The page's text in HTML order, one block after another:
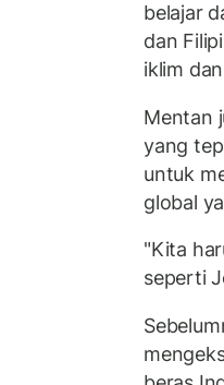
belajar
dan
iklim
Mentan
yang
untuk
global
"Kita
seperti